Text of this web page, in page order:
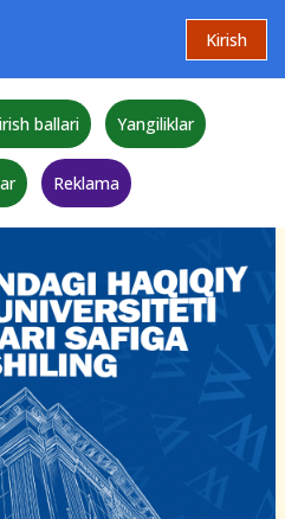
Kirish
ballari Yangiliklar
Reklama